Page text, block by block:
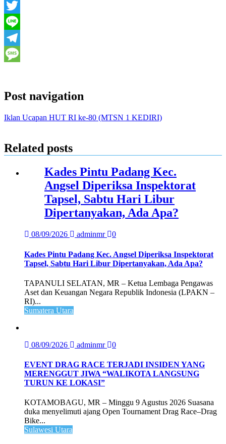
Facebook
Twitter
Line
Telegram
Post navigation
Iklan Ucapan HUT RI ke-80 (MTSN 1 KEDIRI)
Related posts
Kades Pintu Padang Kec.
Angsel Diperiksa Inspektorat
Tapsel, Sabtu Hari Libur
Dipertanyakan, Ada Apa?
08/09/2026 adminmr 0
Kades Pintu Padang Kec. Angsel Diperiksa Inspektorat
Tapsel, Sabtu Hari Libur Dipertanyakan, Ada Apa?
TAPANULI SELATAN, MR – Ketua Lembaga Pengawas
Aset dan Keuangan Negara Republik Indonesia (LPAKN –
RI)...
Sumatera Utara
08/09/2026 adminmr 0
EVENT DRAG RACE TERJADI INSIDEN YANG
MERENGGUT JIWA “WALIKOTA LANGSUNG
TURUN KE LOKASI”
KOTAMOBAGU, MR – Minggu 9 Agustus 2026 Suasana
duka menyelimuti ajang Open Tournament Drag Race–Drag
Bike...
Sulawesi Utara